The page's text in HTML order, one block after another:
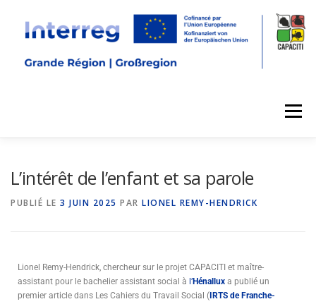
Menu
L’intérêt de l’enfant et sa parole
PUBLIÉ LE 3 JUIN 2025 PAR LIONEL REMY-HENDRICK
Lionel Remy-Hendrick, chercheur sur le projet CAPACITI et maître-
assistant pour le bachelier assistant social à l’Hénallux a publié un
premier article dans Les Cahiers du Travail Social ( IRTS de Franche-